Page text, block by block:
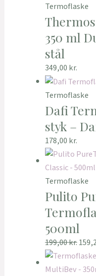
Termoflaske
350 ml
stål
349,00 kr.
Termoflaske
Dafi
styk –
178,00 kr.
Termoflaske
Pulito
500ml
199,00kr.